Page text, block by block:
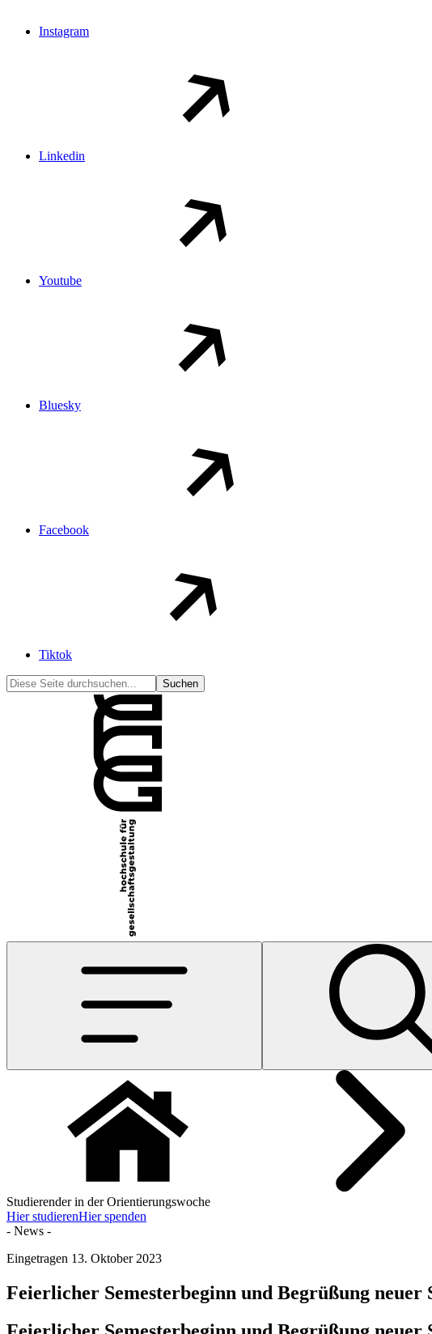
Instagram
Linkedin
Youtube
Bluesky
Facebook
Tiktok
Studierender in der Orientierungswoche
Hier studierenHier spenden
- News -
Eingetragen 13. Oktober 2023
Feierlicher Semesterbeginn und Begrüßung